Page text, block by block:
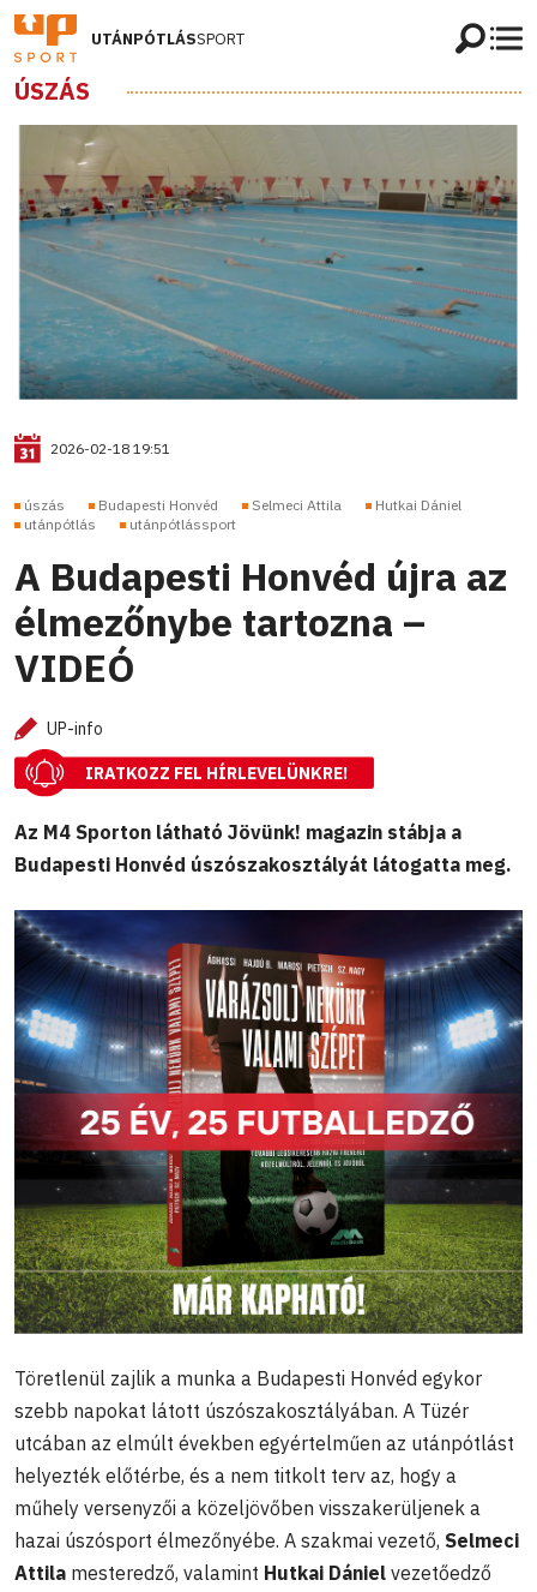
UTÁNPÓTLÁSSPORT
ÚSZÁS
2026-02-18 19:51
úszás Budapesti Honvéd Selmeci Attila
Hutkai Dániel
utánpótlás
utánpótlássport
A Budapesti Honvéd újra az
élmezőnybe tartozna –
VIDEÓ
UP-info
IRATKOZZ FEL HÍRLEVELÜNKRE!
Az M4 Sporton látható Jövünk! magazin stábja a
Budapesti Honvéd úszószakosztályát látogatta meg.
Töretlenül zajlik a munka a Budapesti Honvéd egykor
szebb napokat látott úszószakosztályában. A Tüzér
utcában az elmúlt években egyértelműen az utánpótlást
helyezték előtérbe, és a nem titkolt terv az, hogy a
műhely versenyzői a közeljövőben visszakerüljenek a
hazai úszósport élmezőnyébe. A szakmai vezető, Selmeci
Attila mesteredző, valamint Hutkai Dániel vezetőedző